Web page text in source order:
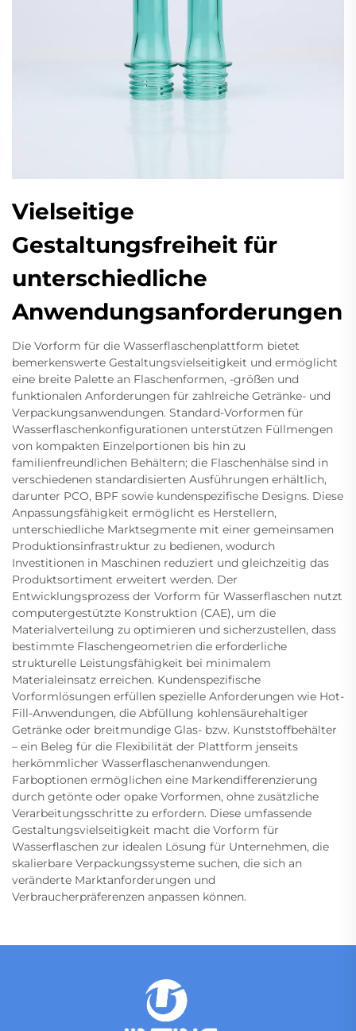
Vielseitige
Gestaltungsfreiheit für
unterschiedliche
Anwendungsanforderungen
Die Vorform für die Wasserflaschenplattform bietet
bemerkenswerte Gestaltungsvielseitigkeit und ermöglicht
eine breite Palette an Flaschenformen, -größen und
funktionalen Anforderungen für zahlreiche Getränke- und
Verpackungsanwendungen. Standard-Vorformen für
Wasserflaschenkonfigurationen unterstützen Füllmengen
von kompakten Einzelportionen bis hin zu
familienfreundlichen Behältern; die Flaschenhälse sind in
verschiedenen standardisierten Ausführungen erhältlich,
darunter PCO, BPF sowie kundenspezifische Designs. Diese
Anpassungsfähigkeit ermöglicht es Herstellern,
unterschiedliche Marktsegmente mit einer gemeinsamen
Produktionsinfrastruktur zu bedienen, wodurch
Investitionen in Maschinen reduziert und gleichzeitig das
Produktsortiment erweitert werden. Der
Entwicklungsprozess der Vorform für Wasserflaschen nutzt
computergestützte Konstruktion (CAE), um die
Materialverteilung zu optimieren und sicherzustellen, dass
bestimmte Flaschengeometrien die erforderliche
strukturelle Leistungsfähigkeit bei minimalem
Materialeinsatz erreichen. Kundenspezifische
Vorformlösungen erfüllen spezielle Anforderungen wie Hot-
Fill-Anwendungen, die Abfüllung kohlensäurehaltiger
Getränke oder breitmundige Glas- bzw. Kunststoffbehälter
– ein Beleg für die Flexibilität der Plattform jenseits
herkömmlicher Wasserflaschenanwendungen.
Farboptionen ermöglichen eine Markendifferenzierung
durch getönte oder opake Vorformen, ohne zusätzliche
Verarbeitungsschritte zu erfordern. Diese umfassende
Gestaltungsvielseitigkeit macht die Vorform für
Wasserflaschen zur idealen Lösung für Unternehmen, die
skalierbare Verpackungssysteme suchen, die sich an
veränderte Marktanforderungen und
Verbraucherpräferenzen anpassen können.